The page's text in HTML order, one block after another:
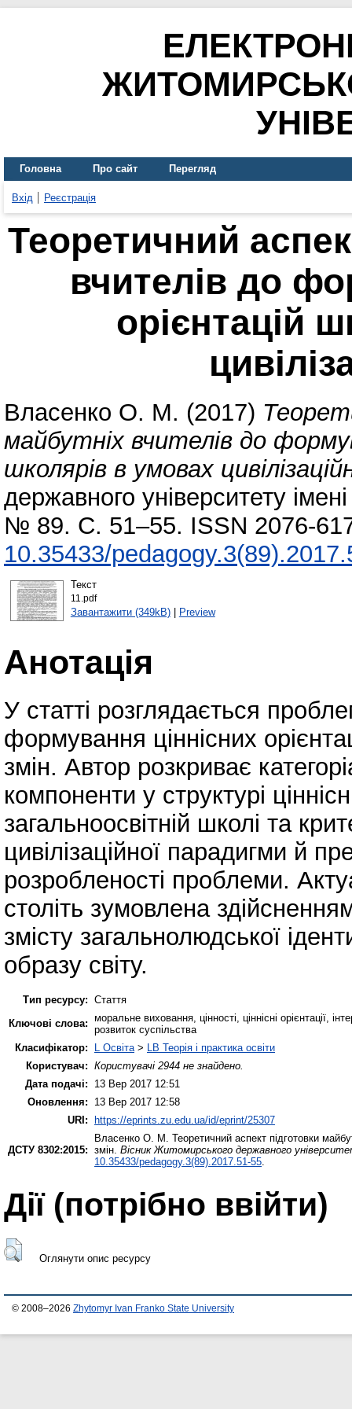
Головна Про сайт Перегляд
Вхід Реєстрація
Теоретичний
вчителів до
орієнтацій
Власенко О. М. (2017)
майбутніх вчителів до
школярів в умовах
державного університету
№ 89. С. 51–55. ISSN 2076-
10.35433/
Текст
11.pdf
Завантажити (349kB)| Preview
Анотація
У статті розглядається
формування ціннісних
змін. Автор розкриває
компоненти у структурі
загальноосвітній школі та
цивілізаційної парадигми й
розробленості проблеми.
століть зумовлена
змісту загальнолюдської
образу світу.
Тип ресурсу: Стаття
Ключові слова: моральне виховання, цінності, ціннісні орієнтації,
розвиток суспільства
Класифікатор:
L Освіта > LB Теорія і практика освіти
Користувач: Користувачі 2944 не знайдено.
Дата подачі:
13 Вер 2017 12:51
Оновлення:
13 Вер 2017 12:58
URI: https://eprints.zu.edu.ua/id/eprint/25307
ДСТУ 8302:2015:
Власенко О. М. Теоретичний аспект підготовки
змін. Вісник Житомирського державного
10.35433/pedagogy.3(89).2017.51-55
Дії ​​(потрібно ввійти)
Оглянути опис ресурсу
© 2008–2026 Zhytomyr Ivan Franko State University